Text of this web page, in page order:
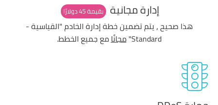
إدارة مجانية بقيمة 45 دولارًا
هذا صحيح ، يتم تضمين خطة إدارة الخادم "القياسية -
Standard" مجانًامع جميع الخطط.